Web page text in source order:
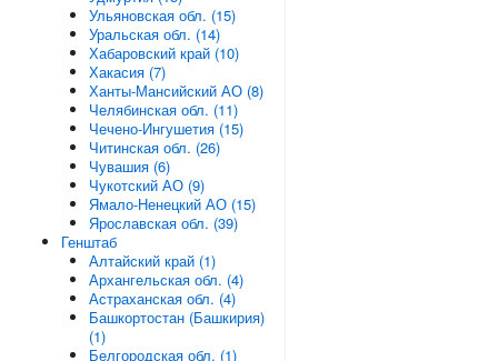
Ульяновская обл. (15)
Уральская обл. (14)
Хабаровский край (10)
Хакасия (7)
Ханты-Мансийский АО (8)
Челябинская обл. (11)
Чечено-Ингушетия (15)
Читинская обл. (26)
Чувашия (6)
Чукотский АО (9)
Ямало-Ненецкий АО (15)
Ярославская обл. (39)
Генштаб
Алтайский край (1)
Архангельская обл. (4)
Астраханская обл. (4)
Башкортостан (Башкирия)
(1)
Белгородская обл. (1)